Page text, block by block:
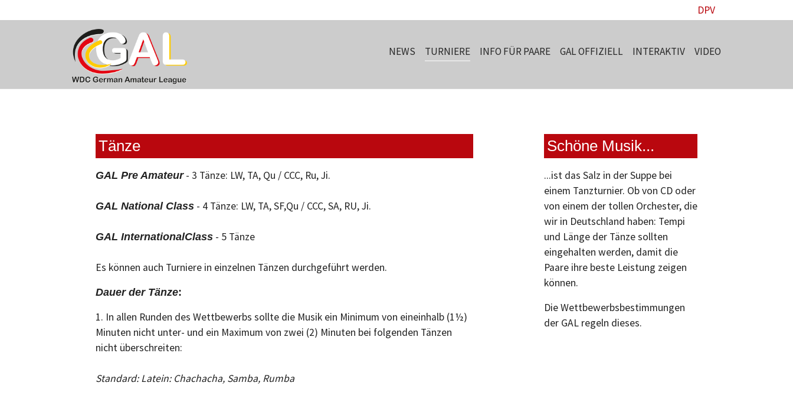
DPV
NEWS TURNIERE INFO FÜR PAARE GAL OFFIZIELL INTERAKTIV VIDEO
Tänze
GAL Pre Amateur- 3 Tänze: LW, TA, Qu / CCC, Ru, Ji.
GAL National Class - 4 Tänze: LW, TA, SF,Qu / CCC, SA, RU, Ji.
GAL InternationalClass - 5 Tänze
Es können auch Turniere in einzelnen Tänzen durchgeführt werden.
Dauer der Tänze:
1. In allen Runden des Wettbewerbs sollte die Musik ein Minimum von eineinhalb (1½)
Minuten nicht unter- und ein Maximum von zwei (2) Minuten bei folgenden Tänzen
nicht überschreiten:
Standard:Latein:Chachacha, Samba, Rumba
Schöne Musik...
...ist das Salz in der Suppe bei
einem Tanzturnier. Ob von CD oder
von einem der tollen Orchester, die
wir in Deutschland haben: Tempi
und Länge der Tänze sollten
eingehalten werden, damit die
Paare ihre beste Leistung zeigen
können.
Die Wettbewerbsbestimmungen
der GAL regeln dieses.